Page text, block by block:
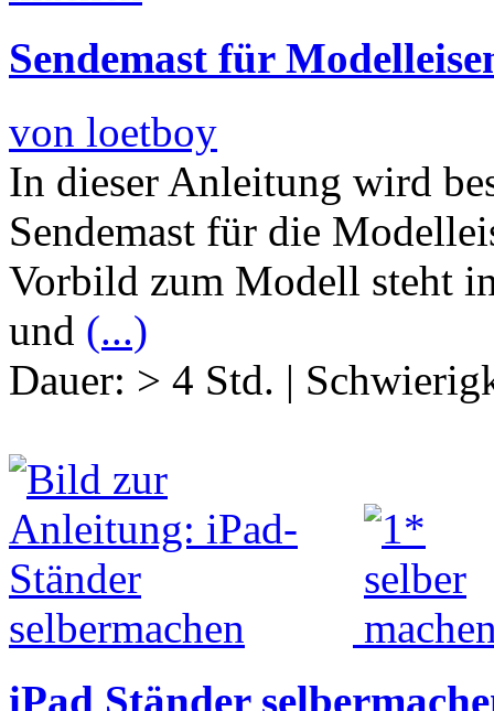
Sendemast für
von loetboy
In dieser Anleitung wird
Sendemast für die
Vorbild zum Modell steht
und (...)
Dauer: > 4 Std. |
iPad Ständer